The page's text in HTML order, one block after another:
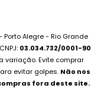
Alegre - Rio Grande
03.034.732/0001-90
variação. Evite comprar
evitar golpes. Não nos
fora deste site.